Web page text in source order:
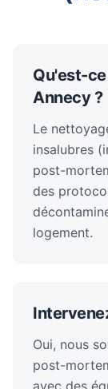
Qu'est-
Annecy ?
Le
insalubres
post-
des
logement.
Oui, nous
post-
avec des